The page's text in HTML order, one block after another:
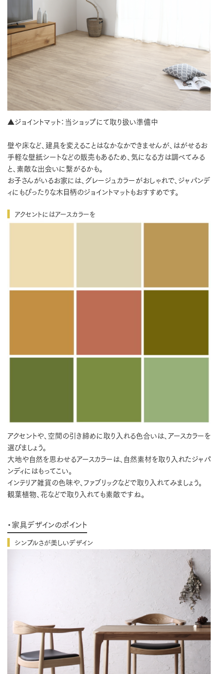
▲ジョイントマット：当ショップにて取り扱い準備中
壁や床など、建具を変えることはなかなかできませんが、はがせるお
手軽な壁紙シートなどの販売もあるため、気になる方は調べてみる
と、素敵な出会いに繋がるかも。
お子さんがいるお家には、グレージュカラーがおしゃれで、ジャパンデ
ィにもぴったりな木目柄のジョイントマットもおすすめです。
アクセントにはアースカラーを
アクセントや、空間の引き締めに取り入れる色合いは、アースカラーを
選びましょう。
大地や自然を思わせるアースカラーは、自然素材を取り入れたジャパ
ンディにはもってこい。
インテリア雑貨の色味や、ファブリックなどで取り入れてみましょう。
観葉植物、花などで取り入れても素敵ですね。
・家具デザインのポイント
シンプルさが美しいデザイン